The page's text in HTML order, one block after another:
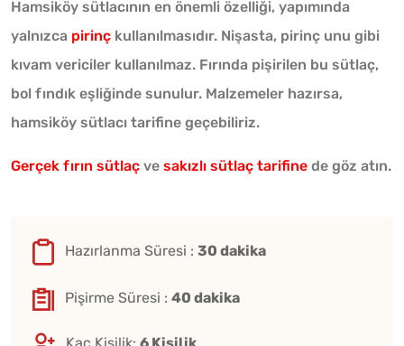
Hamsiköy sütlacının en önemli özelliği, yapımında
yalnızca pirinç kullanılmasıdır. Nişasta, pirinç unu gibi
kıvam vericiler kullanılmaz. Fırında pişirilen bu sütlaç,
bol fındık eşliğinde sunulur. Malzemeler hazırsa,
hamsiköy sütlacı tarifine geçebiliriz.
Gerçek fırın sütlaç ve sakızlı sütlaç tarifine de göz atın.
Hazırlanma Süresi : 30 dakika
Pişirme Süresi : 40 dakika